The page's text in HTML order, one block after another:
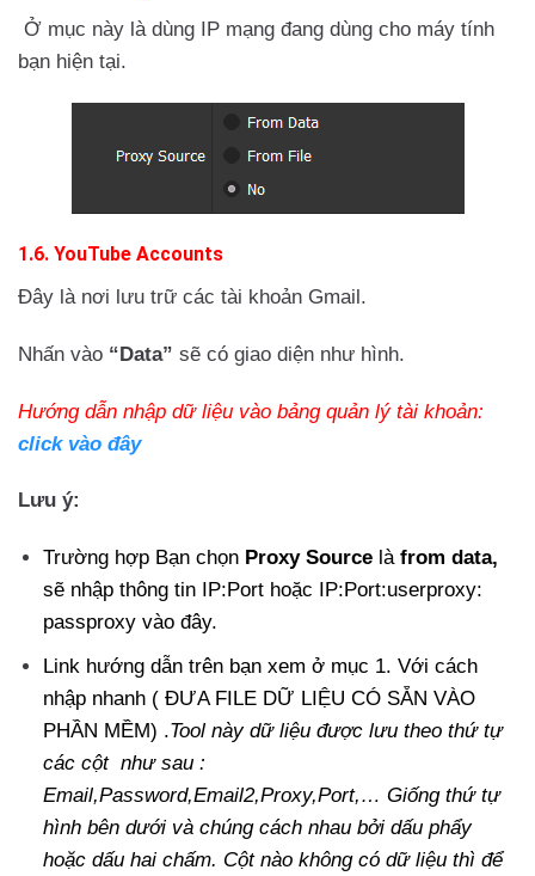
Ở mục này là dùng IP mạng đang dùng cho máy tính
bạn hiện tại.
1.6. YouTube Accounts
Đây là nơi lưu trữ các tài khoản Gmail.
Nhấn vào “Data” sẽ có giao diện như hình.
Hướng dẫn nhập dữ liệu vào bảng quản lý tài khoản:
click vào đây
Lưu ý:
Trường hợp Bạn chọn Proxy Source là from data,
sẽ nhập thông tin IP:Port hoặc IP:Port:userproxy:
passproxy vào đây.
Link hướng dẫn trên bạn xem ở mục 1. Với cách
nhập nhanh ( ĐƯA FILE DỮ LIỆU CÓ SẴN VÀO
PHẦN MỀM) .Tool này dữ liệu được lưu theo thứ tự
các cột như sau :
Email,Password,Email2,Proxy,Port,… Giống thứ tự
hình bên dưới và chúng cách nhau bởi dấu phẩy
hoặc dấu hai chấm. Cột nào không có dữ liệu thì để